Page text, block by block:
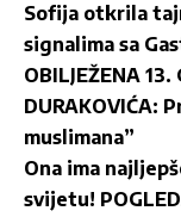
Sofija otkrila
signalima sa
OBILJEŽENA 13.
DURAKOVIĆA:
muslimana”
Ona ima
svijetu!